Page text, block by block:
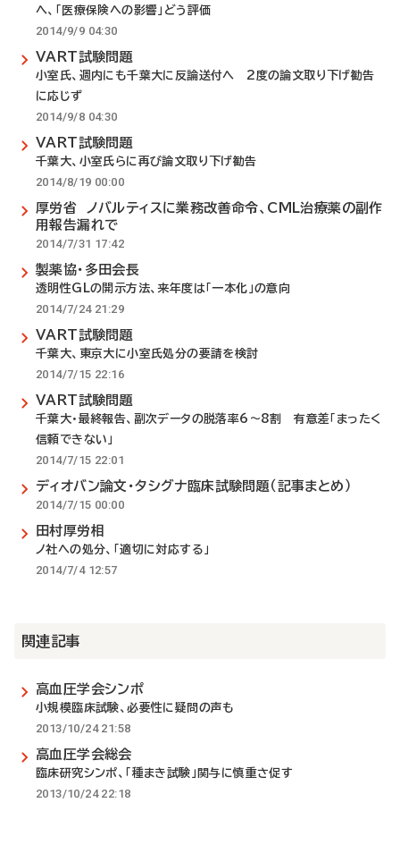
へ、「医療保険への影響」どう評価
2014/9/9 04:30
VART試験問題
小室氏、週内にも千葉大に反論送付へ 2度の論文取り下げ勧告
に応じず
2014/9/8 04:30
VART試験問題
千葉大、小室氏らに再び論文取り下げ勧告
2014/8/19 00:00
厚労省 ノバルティスに業務改善命令、CML治療薬の副作
用報告漏れで
2014/7/31 17:42
製薬協・多田会長
透明性GLの開示方法、来年度は「一本化」の意向
2014/7/24 21:29
VART試験問題
千葉大、東京大に小室氏処分の要請を検討
2014/7/15 22:16
VART試験問題
千葉大・最終報告、副次データの脱落率6～8割 有意差「まったく
信頼できない」
2014/7/15 22:01
ディオバン論文・タシグナ臨床試験問題（記事まとめ）
2014/7/15 00:00
田村厚労相
ノ社への処分、「適切に対応する」
2014/7/4 12:57
関連記事
高血圧学会シンポ
小規模臨床試験、必要性に疑問の声も
2013/10/24 21:58
高血圧学会総会
臨床研究シンポ、「種まき試験」関与に慎重さ促す
2013/10/24 22:18